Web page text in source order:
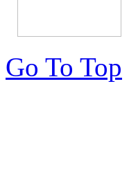
Go To Top